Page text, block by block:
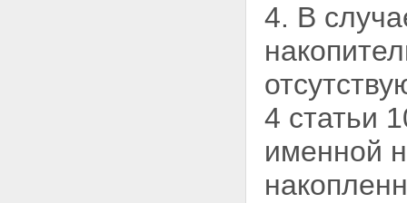
4. В
4 статьи
именной